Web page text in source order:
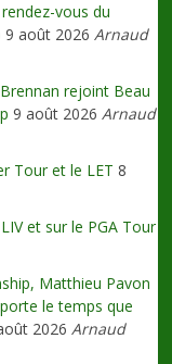
vous du
9 août 2026 Arnaud
rejoint Beau
9 août 2026 Arnaud
Tour et le LET 8
et sur le PGA Tour
Matthieu Pavon
le temps que
2026 Arnaud